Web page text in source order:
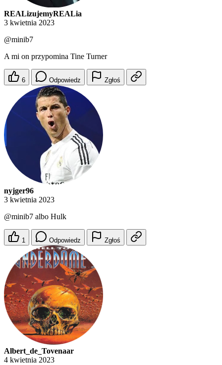
REALizujemyREALia
3 kwietnia 2023
@minib7
A mi on przypomina Tine Turner
6 Odpowiedz Zgłoś
nyjger96
3 kwietnia 2023
@minib7 albo Hulk
1 Odpowiedz Zgłoś
Albert_de_Tovenaar
4 kwietnia 2023